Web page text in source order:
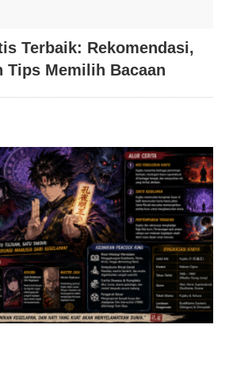
Terbaik: Rekomendasi,
Tips Memilih Bacaan